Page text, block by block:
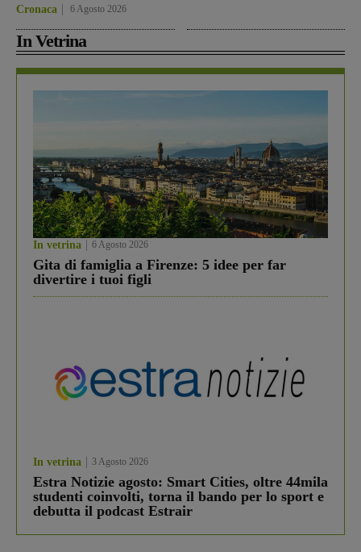
Cronaca 6 Agosto 2026
In Vetrina
In vetrina 6 Agosto 2026
Gita di famiglia a Firenze: 5 idee per far
divertire i tuoi figli
In vetrina 3 Agosto 2026
Estra Notizie agosto: Smart Cities, oltre 44mila
studenti coinvolti, torna il bando per lo sport e
debutta il podcast Estrair